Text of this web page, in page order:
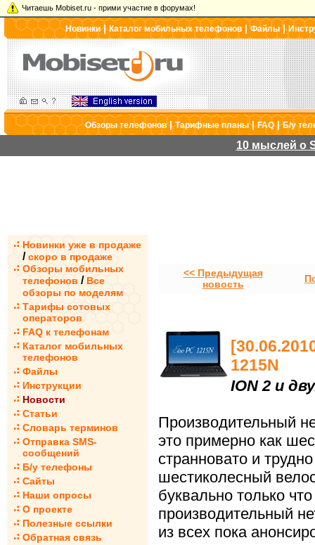
Читаешь Mobiset.ru - прими участие в форумах!
Новинки|Каталог мобильных телефонов |Файлы|
Обзоры телефонов|Тарифные планы|FAQ|Б/у
10 мыслей о
Новинки уже в продаже
/ скоро в продаже
Обзоры мобильных
телефонов / Все
обзоры по моделям
Тарифы сотовых
операторов
FAQ к телефонам
Каталог мобильных
телефонов
Файлы
Инструкции
Новости
Статьи
Словарь терминов
Отправка SMS-
сообщений
Б/у телефоны
Сайты
Наши опросы
О проекте
Полезные ссылки
Обратная связь
<< Предыдущая
новость
1215N
ION 2 и
Производительный
это примерно как
странновато и
шестиколесный
буквально только
производительный
из всех пока